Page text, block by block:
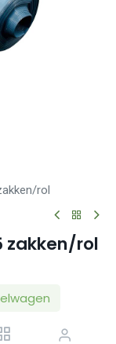
rol
zakken/rol
of opslag van